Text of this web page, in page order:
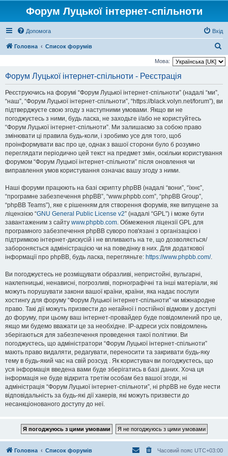
Форум Луцької інтернет-спільноти
Допомога Вхід
Головна Список форумів
о
Мова:
Форум Луцької інтернет-спільноти - Реєстрація
Реєструючись на форумі “Форум Луцької інтернет-спільноти” (надалі “ми”,
“наш”, “Форум Луцької інтернет-спільноти”, “https://black.volyn.net/forum”), ви
підтверджуєте свою згоду з наступними умовами. Якщо ви не
погоджуєтесь з ними, будь ласка, не заходьте і/або не користуйтесь
“Форум Луцької інтернет-спільноти”. Ми залишаємо за собою право
змінювати ці правила будь-коли, і зробимо усе для того, щоб
проінформувати вас про це, однак з вашої сторони було б розумно
переглядати періодично цей текст на предмет змін, оскільки користування
форумом “Форум Луцької інтернет-спільноти” після оновлення чи
виправлення умов користування означає вашу згоду з ними.
Наші форуми працюють на базі скрипту phpBB (надалі “вони”, “їхнє”,
“програмне забезпечення phpBB”, “www.phpbb.com”, “phpBB Group”,
“phpBB Teams”), яке є рішенням для створення форумів, яке випущене за
ліцензією “GNU General Public License v2” (надалі “GPL”) і може бути
завантаженим з сайту www.phpbb.com. Обмеження ліцензії GPL для
програмного забезпечення phpBB суворо пов'язані з організацією і
підтримкою інтернет-дискусій і не впливають на те, що дозволяється/
забороняється адміністрацією чи на поведінку в них. Для додаткової
інформації про phpBB, будь ласка, перегляньте: https://www.phpbb.com/.
Ви погоджуєтесь не розміщувати образливі, непристойні, вульгарні,
наклепницькі, ненависні, погрозливі, порнографічні та інші матеріали, які
можуть порушувати закони вашої країни, країни, яка надає послуги
хостингу для форуму “Форум Луцької інтернет-спільноти” чи міжнародне
право. Такі дії можуть призвести до негайної і постійної відмови у доступі
до форуму, при цьому ваш інтернет-провайдер буде повідомлений про це,
якщо ми будемо вважати це за необхідне. IP-адреси усіх повідомлень
зберігаються для забезпечення проведення такої політики. Ви
погоджуєтесь, що адміністратори “Форум Луцької інтернет-спільноти”
мають право видаляти, редагувати, переносити та закривати будь-яку
тему в будь-який час на свій розсуд . Як користувач ви погоджуєтесь, що
уся інформація введена вами буде зберігатись в базі даних. Хоча ця
інформація не буде відкрита третім особам без вашої згоди, ні
адміністрація “Форум Луцької інтернет-спільноти”, ні phpBB не буде нести
відповідальність за будь-які дії хакерів, які можуть призвести до
несанкціонованого доступу до неї.
Головна Список форумів Часовий пояс UTC+03:00